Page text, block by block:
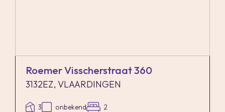
Roemer Visscherstraat 360
3132EZ, VLAARDINGEN
3 onbekend 2